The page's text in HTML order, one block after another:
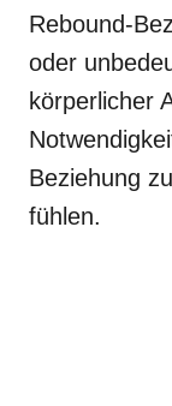
Rebound-
oder
körperlicher
Beziehung
fühlen.